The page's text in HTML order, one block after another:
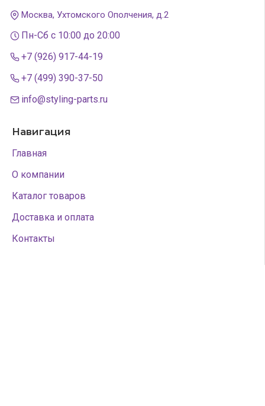
Москва, Ухтомского Ополчения, д.2
Пн-Сб с 10:00 до 20:00
+7 (926) 917-44-19
+7 (499) 390-37-50
info@styling-parts.ru
Навигация
Главная
О компании
Каталог товаров
Доставка и оплата
Контакты